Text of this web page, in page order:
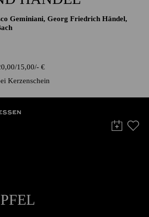
Geminiani, Georg Friedrich Händel,
15,00 - €
Kerzenschein